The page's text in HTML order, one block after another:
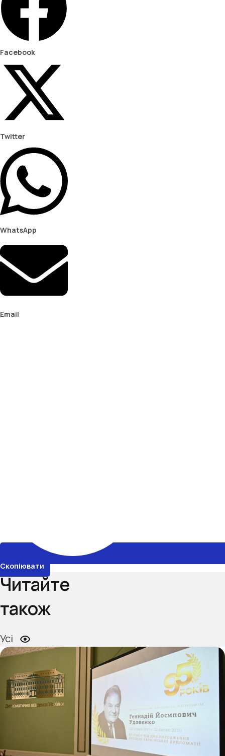
Facebook
Twitter
WhatsApp
Email
Скопіювати
Читайте
також
Усі